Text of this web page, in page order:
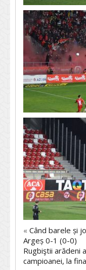
« Când barele și
Argeș 0-1 (0-0)
Rugbiştii arădeni
campioanei, la